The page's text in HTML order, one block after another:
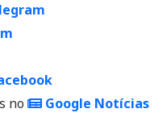
no
Google Notícias